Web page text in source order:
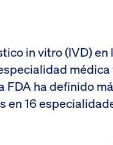
in vitro (IVD) en
médica
ha definido
16